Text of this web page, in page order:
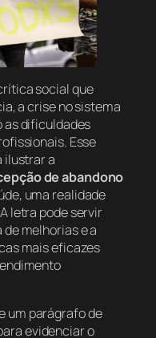
social que
a crise no sistema
as dificuldades
Esse
ilustrar a
de abandono
uma realidade
letra pode servir
melhorias e a
mais eficazes
um parágrafo de
evidenciar o